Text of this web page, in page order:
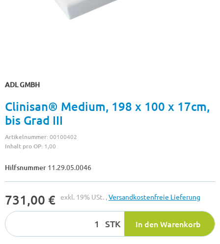
ADL GMBH
Clinisan® Medium, 198 x 100 x 17cm,
bis Grad III
Artikelnummer:00100402
Inhalt pro OP: 1,00
Hilfsnummer 11.29.05.0046
731,00 € exkl. 19% USt. ,Versandkostenfreie Lieferung
STK In den Warenkorb